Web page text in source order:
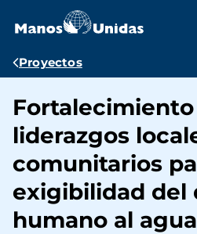
contenido
Ruta
navegación
Proyectos
liderazgos
comunitarios
exigibilidad del
humano al